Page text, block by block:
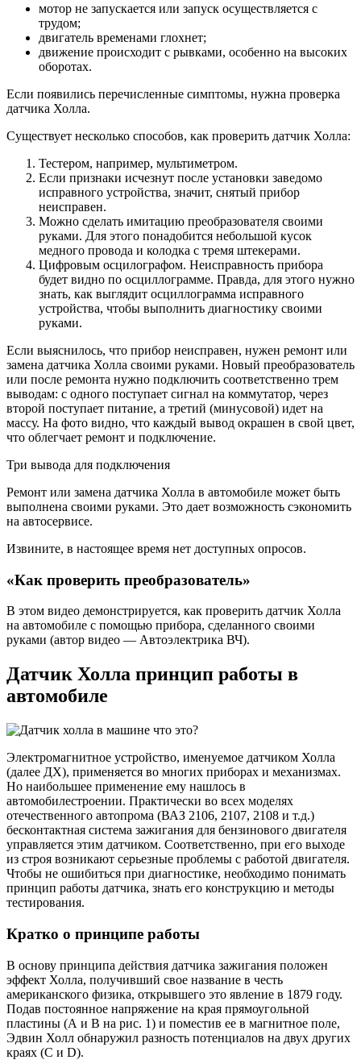
мотор не запускается или запуск осуществляется с
трудом;
двигатель временами глохнет;
движение происходит с рывками, особенно на высоких
оборотах.
Если появились перечисленные симптомы, нужна проверка
датчика Холла.
Существует несколько способов, как проверить датчик Холла:
Тестером, например, мультиметром.
Если признаки исчезнут после установки заведомо
исправного устройства, значит, снятый прибор
неисправен.
Можно сделать имитацию преобразователя своими
руками. Для этого понадобится небольшой кусок
медного провода и колодка с тремя штекерами.
Цифровым осцилографом. Неисправность прибора
будет видно по осциллограмме. Правда, для этого нужно
знать, как выглядит осциллограмма исправного
устройства, чтобы выполнить диагностику своими
руками.
Если выяснилось, что прибор неисправен, нужен ремонт или
замена датчика Холла своими руками. Новый преобразователь
или после ремонта нужно подключить соответственно трем
выводам: с одного поступает сигнал на коммутатор, через
второй поступает питание, а третий (минусовой) идет на
массу. На фото видно, что каждый вывод окрашен в свой цвет,
что облегчает ремонт и подключение.
Три вывода для подключения
Ремонт или замена датчика Холла в автомобиле может быть
выполнена своими руками. Это дает возможность сэкономить
на автосервисе.
Извините, в настоящее время нет доступных опросов.
«Как проверить преобразователь»
В этом видео демонстрируется, как проверить датчик Холла
на автомобиле с помощью прибора, сделанного своими
руками (автор видео — Автоэлектрика ВЧ).
Датчик Холла принцип работы в
автомобиле
Электромагнитное устройство, именуемое датчиком Холла
(далее ДХ), применяется во многих приборах и механизмах.
Но наибольшее применение ему нашлось в
автомобилестроении. Практически во всех моделях
отечественного автопрома (ВАЗ 2106, 2107, 2108 и т.д.)
бесконтактная система зажигания для бензинового двигателя
управляется этим датчиком. Соответственно, при его выходе
из строя возникают серьезные проблемы с работой двигателя.
Чтобы не ошибиться при диагностике, необходимо понимать
принцип работы датчика, знать его конструкцию и методы
тестирования.
Кратко о принципе работы
В основу принципа действия датчика зажигания положен
эффект Холла, получивший свое название в честь
американского физика, открывшего это явление в 1879 году.
Подав постоянное напряжение на края прямоугольной
пластины (А и В на рис. 1) и поместив ее в магнитное поле,
Эдвин Холл обнаружил разность потенциалов на двух других
краях (С и D).